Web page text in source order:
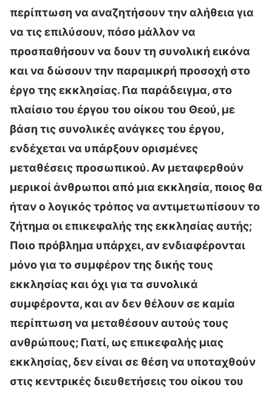
περίπτωση να αναζητήσουν την αλήθεια για
να τις επιλύσουν, πόσο μάλλον να
προσπαθήσουν να δουν τη συνολική εικόνα
και να δώσουν την παραμικρή προσοχή στο
έργο της εκκλησίας. Για παράδειγμα, στο
πλαίσιο του έργου του οίκου του Θεού, με
βάση τις συνολικές ανάγκες του έργου,
ενδέχεται να υπάρξουν ορισμένες
μεταθέσεις προσωπικού. Αν μεταφερθούν
μερικοί άνθρωποι από μια εκκλησία, ποιος θα
ήταν ο λογικός τρόπος να αντιμετωπίσουν το
ζήτημα οι επικεφαλής της εκκλησίας αυτής;
Ποιο πρόβλημα υπάρχει, αν ενδιαφέρονται
μόνο για το συμφέρον της δικής τους
εκκλησίας και όχι για τα συνολικά
συμφέροντα, και αν δεν θέλουν σε καμία
περίπτωση να μεταθέσουν αυτούς τους
ανθρώπους; Γιατί, ως επικεφαλής μιας
εκκλησίας, δεν είναι σε θέση να υποταχθούν
στις κεντρικές διευθετήσεις του οίκου του